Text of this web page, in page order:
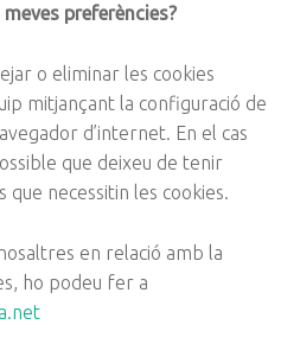
preferències?
o eliminar les cookies
mitjançant la configuració de
d’internet. En el cas
que deixeu de tenir
necessitin les cookies.
en relació amb la
ho podeu fer a